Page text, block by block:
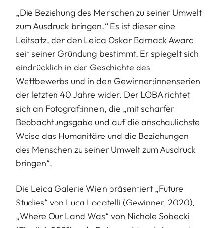
„Die Beziehung des Menschen zu seiner Umwelt
zum Ausdruck bringen.“ Es ist dieser eine
Leitsatz, der den Leica Oskar Barnack Award
seit seiner Gründung bestimmt. Er spiegelt sich
eindrücklich in der Geschichte des
Wettbewerbs und in den Gewinner:innenserien
der letzten 40 Jahre wider. Der LOBA richtet
sich an Fotograf:innen, die „mit scharfer
Beobachtungsgabe und auf die anschaulichste
Weise das Humanitäre und die Beziehungen
des Menschen zu seiner Umwelt zum Ausdruck
bringen“.
Die Leica Galerie Wien präsentiert „Future
Studies“ von Luca Locatelli (Gewinner, 2020),
„Where Our Land Was“ von Nichole Sobecki